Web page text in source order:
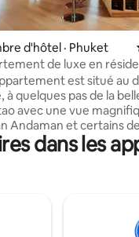
sur 5, 111
d'hôtel · Phuket
de luxe en
Phuket est situé au
à quelques pas de la
avec une vue
Andaman et certains
de soleil les plus
avec salle de
aux bateaux de
La plage pour nager
dans les